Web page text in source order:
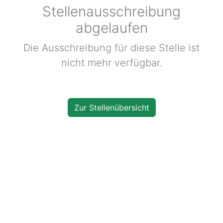
Sie sich auch? Dann sind Sie bei uns an der richtigen
Unsere Mitarbeitenden setzen sich mit Engagement
und Freude für das Wohl unserer Bewohnende ein.
Unser Anspruch ist dabei, die Menschen so zu